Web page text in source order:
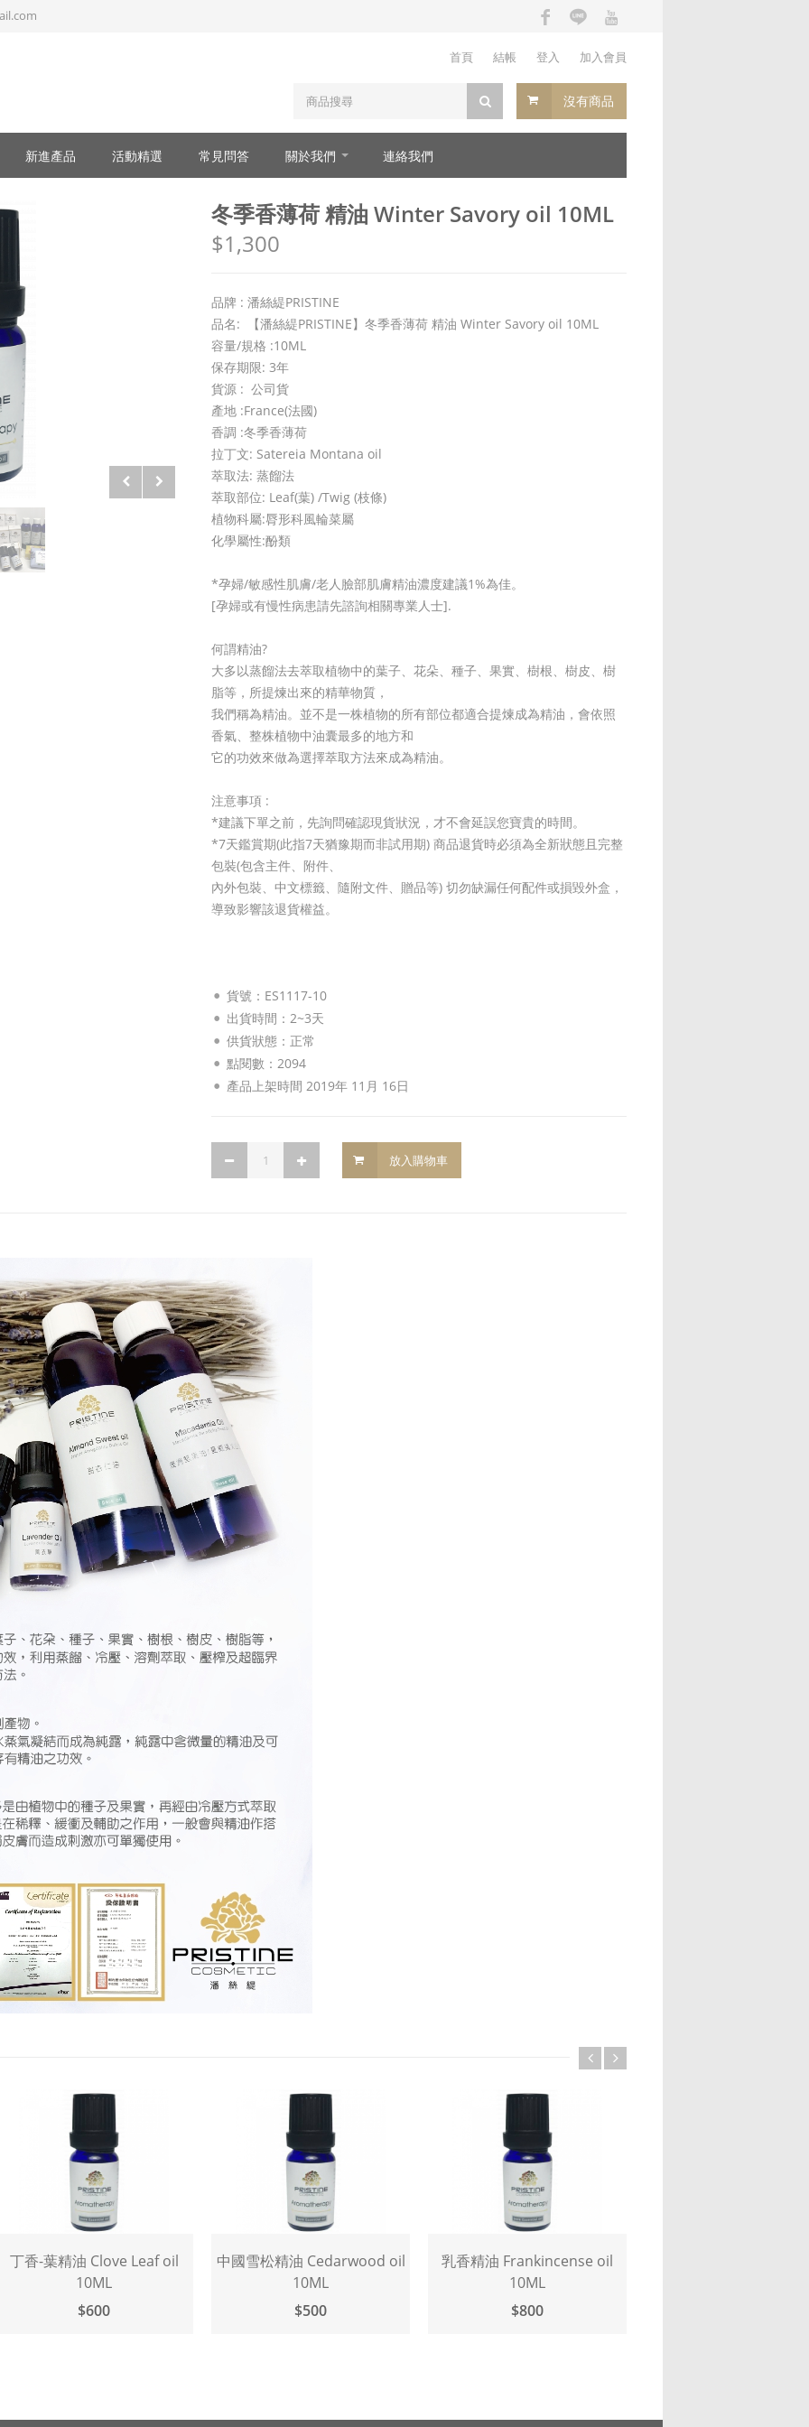
首頁 結帳 登入 加入會員
沒有商品
新進產品 活動精選 常見問答 關於我們 連絡我們
冬季香薄荷 精油 Winter Savory oil 10ML
$1,300
品牌 : 潘絲緹PRISTINE
品名: 【潘絲緹PRISTINE】冬季香薄荷 精油 Winter Savory oil 10ML
容量/規格 :10ML
保存期限: 3年
貨源 : 公司貨
產地 :France(法國)
香調 :冬季香薄荷
拉丁文: Satereia Montana oil
萃取法: 蒸餾法
萃取部位: Leaf(葉) /Twig (枝條)
植物科屬:脣形科風輪菜屬
化學屬性:酚類
*孕婦/敏感性肌膚/老人臉部肌膚精油濃度建議1%為佳。
[孕婦或有慢性病患請先諮詢相關專業人士].
何謂精油?
大多以蒸餾法去萃取植物中的葉子、花朵、種子、果實、樹根、樹皮、樹
脂等，所提煉出來的精華物質，
我們稱為精油。並不是一株植物的所有部位都適合提煉成為精油，會依照
香氣、整株植物中油囊最多的地方和
它的功效來做為選擇萃取方法來成為精油。
注意事項 :
*建議下單之前，先詢問確認現貨狀況，才不會延誤您寶貴的時間。
*7天鑑賞期(此指7天猶豫期而非試用期) 商品退貨時必須為全新狀態且完整
包裝(包含主件、附件、
內外包裝、中文標籤、隨附文件、贈品等) 切勿缺漏任何配件或損毀外盒，
導致影響該退貨權益。
貨號：ES1117-10
出貨時間：2~3天
供貨狀態： 正常
點閱數：2094
產品上架時間 2019年 11月 16日
放入購物車
Clove Leaf oil
中國雪松精油 Cedarwood oil
乳香精油 Frankincense oil
伊蘭伊蘭1ST精油 Ylang